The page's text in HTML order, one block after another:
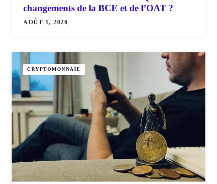
changements de la BCE et de l’OAT ?
AOÛT 1, 2026
CRYPTOMONNAIE